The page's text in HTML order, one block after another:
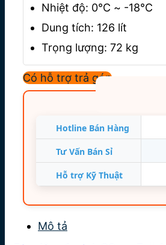
Nhiệt độ: 0℃ ~ -18℃
Dung tích: 126 lít
Trọng lượng: 72 kg
Nguồn điện: 220V/
Công suất: 570 W
Hệ thống điều khiển
Hàng nhập khẩu
Công nghệ Japan, sản
Có hỗ trợ trả góp
Hotline Bán Hàng
Tư Vấn Bán Sỉ
Hỗ trợ Kỹ Thuật
Mô tả